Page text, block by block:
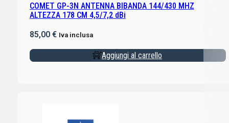
COMET GP-3N ANTENNA BIBANDA 144/430 MHZ
ALTEZZA 178 CM 4,5/7,2 dBi
85,00 € Iva inclusa
Aggiungi al carrello